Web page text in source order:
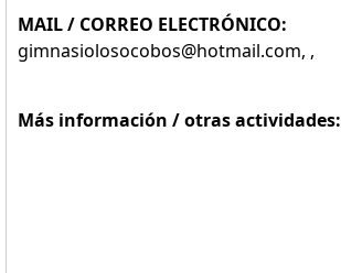
MAIL / CORREO ELECTRÓNICO:
gimnasiolosocobos@hotmail.com, ,
Más información / otras actividades: